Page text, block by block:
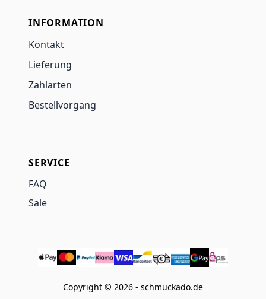
INFORMATION
Kontakt
Lieferung
Zahlarten
Bestellvorgang
SERVICE
FAQ
Sale
Copyright © 2026 - schmuckado.de